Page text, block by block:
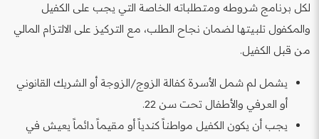
لكل برنامج شروطه ومتطلباته الخاصة التي يجب على الكفيل
والمكفول تلبيتها لضمان نجاح الطلب، مع التركيز على الالتزام المالي
من قبل الكفيل.
يشمل لم شمل الأسرة كفالة الزوج/الزوجة أو الشريك القانوني
أو العرفي والأطفال تحت سن 22.
يجب أن يكون الكفيل مواطناً كندياً أو مقيماً دائماً يعيش في